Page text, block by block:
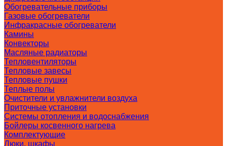
Обогревательные приборы
Газовые обогреватели
Инфракрасные обогреватели
Камины
Конвекторы
Масляные радиаторы
Тепловентиляторы
Тепловые завесы
Тепловые пушки
Теплые полы
Очистители и увлажнители воздуха
Приточные установки
Системы отопления и водоснабжения
Бойлеры косвенного нагрева
Комплектующие
Люки, шкафы